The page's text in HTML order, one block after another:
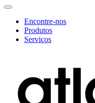
Encontre-nos
Produtos
Serviços